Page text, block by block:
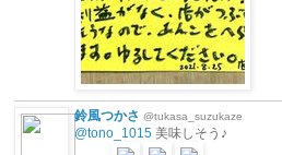
鈴風つかさ @tukasa_suzukaze
@tono_1015 美味しそう♪